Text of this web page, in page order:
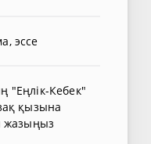
эссе
"Еңлік-Кебек"
қызына
жазыңыз